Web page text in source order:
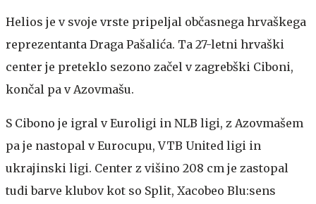
Helios je v svoje vrste pripeljal občasnega hrvaškega
reprezentanta Draga Pašalića. Ta 27-letni hrvaški
center je preteklo sezono začel v zagrebški Ciboni,
končal pa v Azovmašu.
S Cibono je igral v Euroligi in NLB ligi, z Azovmašem
pa je nastopal v Eurocupu, VTB United ligi in
ukrajinski ligi. Center z višino 208 cm je zastopal
tudi barve klubov kot so Split, Xacobeo Blu:sens